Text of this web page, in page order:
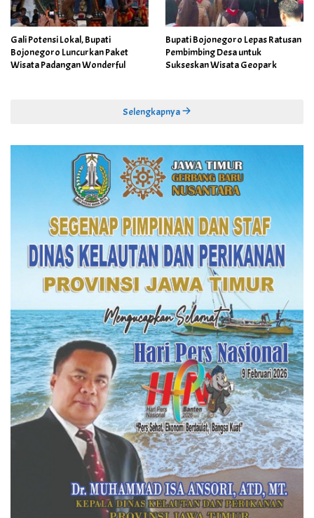
Gali Potensi Lokal, Bupati
Bojonegoro Luncurkan Paket
Wisata Padangan Wonderful
Bupati Bojonegoro Lepas Ratusan
Pembimbing Desa untuk
Sukseskan Wisata Geopark
Selengkapnya